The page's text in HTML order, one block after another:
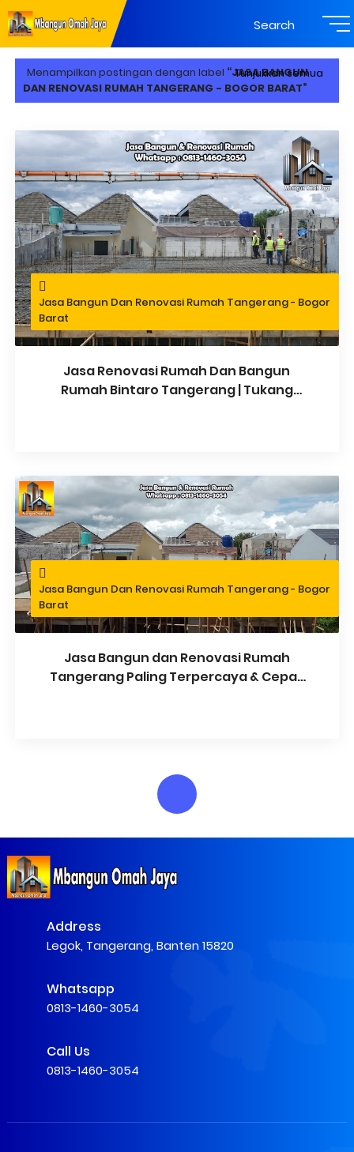
Search
Menampilkan postingan dengan label JASA BANGUN
DAN RENOVASI RUMAH TANGERANG - BOGOR BARAT
Tunjukkan semua
Jasa Bangun Dan Renovasi Rumah Tangerang - Bogor
Barat
Jasa Renovasi Rumah Dan Bangun
Rumah Bintaro Tangerang | Tukang
Jasa Bangun Dan Renovasi Rumah Tangerang - Bogor
Barat
Jasa Bangun dan Renovasi Rumah
Tangerang Paling Terpercaya & Cepat
Address
Legok, Tangerang, Banten 15820
Whatsapp
0813-1460-3054
Call Us
0813-1460-3054